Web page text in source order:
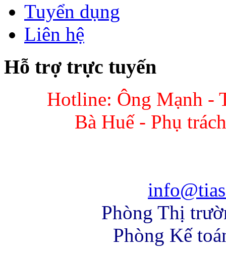
Tuyển dụng
Liên hệ
Hỗ trợ trực tuyến
Hotline: Ông Mạnh -
Bà Huế - Phụ
Phòng Thị
Phòng Kế